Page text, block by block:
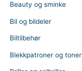
Beauty og sminke
Bil og bildeler
Biltilbehør
Blekkpatroner og toner